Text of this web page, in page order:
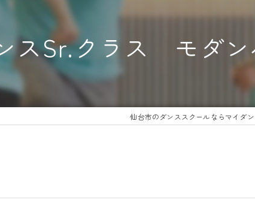
スSr.クラス モダン
仙台市のダンススクールならマイダ